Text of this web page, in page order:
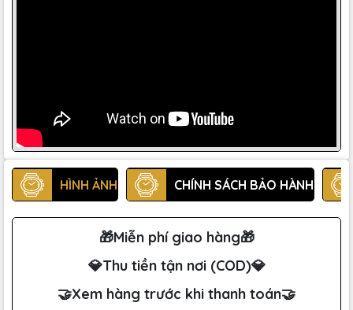
HÌNH ẢNH CHÍNH SÁCH BẢO HÀNH
🎁Miễn phí giao hàng🎁
💎Thu tiền tận nơi (COD)💎
🤝Xem hàng trước khi thanh toán🤝